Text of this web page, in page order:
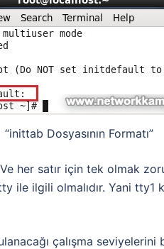
“inittab Dosyasının Formatı”
her satır için tek olmak
ile ilgili olmalıdır. Yani tty1
çalışma